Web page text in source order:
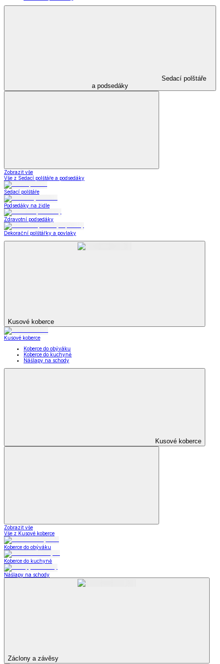
Sedací polštáře
a podsedáky
Zobrazit vše
Vše z Sedací polštáře a podsedáky
Sedací polštáře
Podsedáky na židle
Zdravotní podsedáky
Dekorační polštářky a povlaky
Kusové koberce
Kusové koberce
Koberce do obýváku
Koberce do kuchyně
Nášlapy na schody
Kusové koberce
Zobrazit vše
Vše z Kusové koberce
Koberce do obýváku
Koberce do kuchyně
Nášlapy na schody
Záclony a závěsy